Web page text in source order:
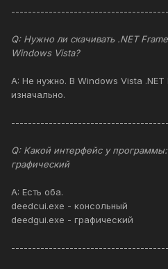
--------------------------------------
Q: Нужно ли скачивать .NET
Windows Vista?
A: Не нужно. В Windows Vista .NET
изначально.
--------------------------------------
Q: Какой интерфейс у
графический
A: Есть оба.
deedcui.exe - консольный
deedgui.exe - графический
--------------------------------------